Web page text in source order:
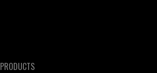
PRODUCTS